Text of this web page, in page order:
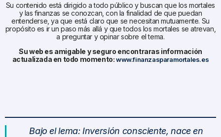
Su contenido está dirigido a todo público y buscan que los mortales
y las finanzas se conozcan, con la finalidad de que puedan
entenderse, ya que está claro que se necesitan mutuamente. Su
propósito es ir un paso más allá y que todos los mortales se atrevan,
a preguntar y opinar sobre el tema.
Su web es amigable y seguro encontraras información
actualizada en todo momento:www.finanzasparamortales.es
Bajo el lema: Inversión consciente, nace en